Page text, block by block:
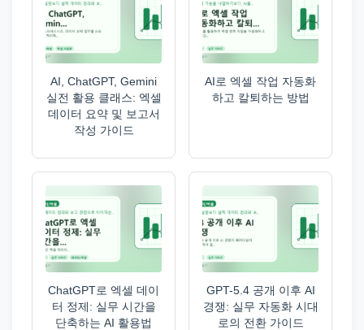
AI, ChatGPT, Gemini
실전 활용 클래스: 엑셀
데이터 요약 및 보고서
작성 가이드
AI로 엑셀 작업 자동화
하고 칼퇴하는 방법
ChatGPT로 엑셀 데이
터 정제: 실무 시간을
단축하는 AI 활용법
GPT-5.4 공개 이후 AI
경쟁: 실무 자동화 시대
로의 전환 가이드